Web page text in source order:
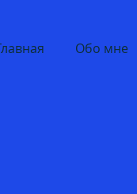
Обо мне